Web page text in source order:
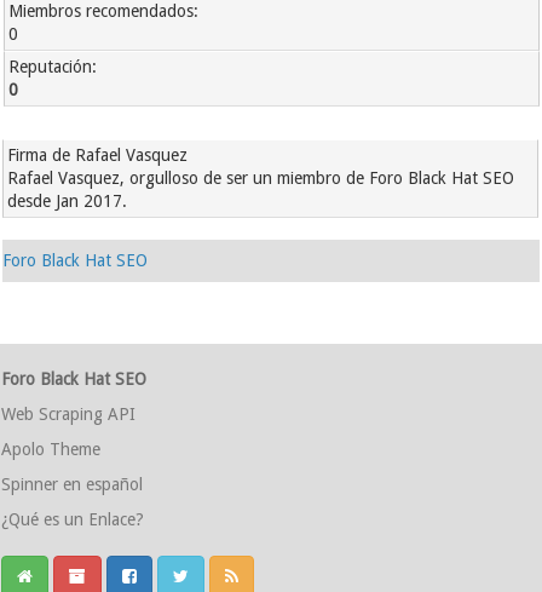
Miembros recomendados:
0
Reputación:
0
Firma de Rafael Vasquez
Rafael Vasquez, orgulloso de ser un miembro de Foro Black Hat SEO
desde Jan 2017.
Foro Black Hat SEO
Foro Black Hat SEO
Web Scraping API
Apolo Theme
Spinner en español
¿Qué es un Enlace?